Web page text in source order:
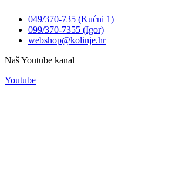
049/370-735 (Kućni 1)
099/370-7355 (Igor)
webshop@kolinje.hr
Naš Youtube kanal
Youtube